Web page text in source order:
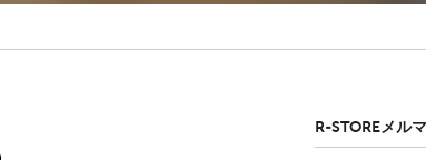
R-STOREメル